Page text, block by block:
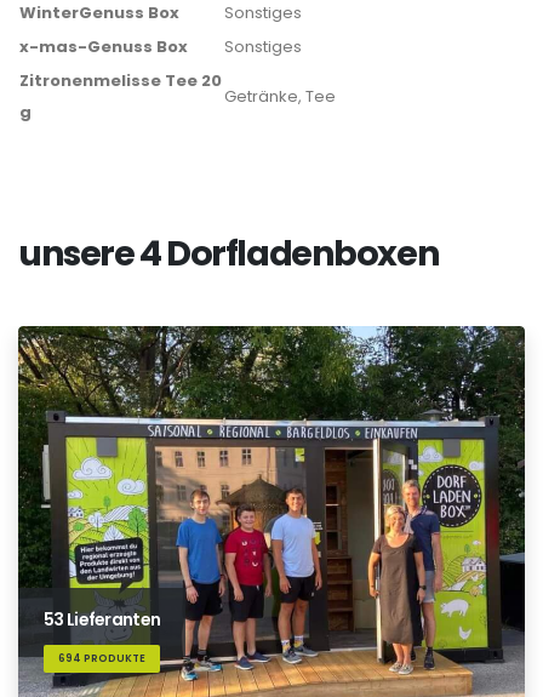
WinterGenuss Box
Sonstiges
x-mas-Genuss Box
Sonstiges
Zitronenmelisse Tee 20
g
Getränke, Tee
unsere 4 Dorfladenboxen
53 Lieferanten
694 PRODUKTE